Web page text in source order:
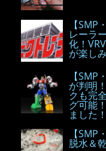
【
レーラ
化！
が楽し
【
が判明
クも完
グ可能
ました
【
脱水＆